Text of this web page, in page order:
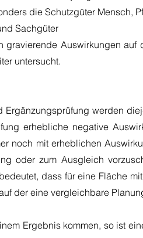
die Schutzgüter Mensch,
Sachgüter
gravierende Auswirkungen
untersucht.
Ergänzungsprüfung werden
erhebliche negative
noch mit erheblichen
oder zum Ausgleich
dass für eine Fläche
der eine vergleichbare
Ergebnis kommen, so ist